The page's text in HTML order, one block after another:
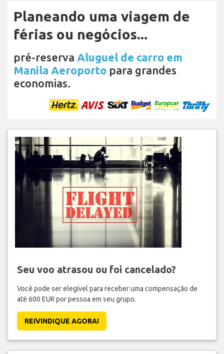
Planeando uma viagem de
férias ou negócios...
pré-reserva Aluguel de carro em
Manila Aeroporto para grandes
economias.
Seu voo atrasou ou foi cancelado?
Você pode ser elegível para receber uma compensação de
até 600 EUR por pessoa em seu grupo.
REIVINDIQUE AGORA!